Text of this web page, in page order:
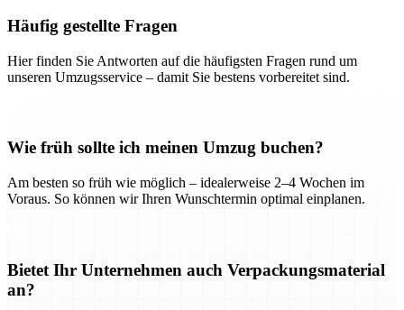
Häufig gestellte Fragen
Hier finden Sie Antworten auf die häufigsten Fragen rund um
unseren Umzugsservice – damit Sie bestens vorbereitet sind.
Wie früh sollte ich meinen Umzug buchen?
Am besten so früh wie möglich – idealerweise 2–4 Wochen im
Voraus. So können wir Ihren Wunschtermin optimal einplanen.
Bietet Ihr Unternehmen auch Verpackungsmaterial
an?